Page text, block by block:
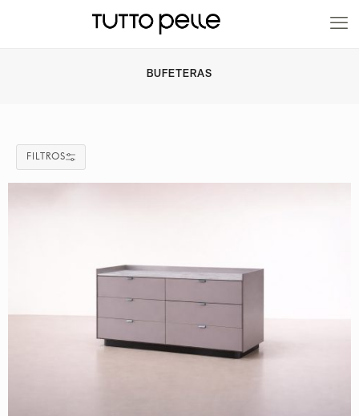
20% EN PRODUCTOS A FABRICACIÓN
BUFETERAS
FILTROS